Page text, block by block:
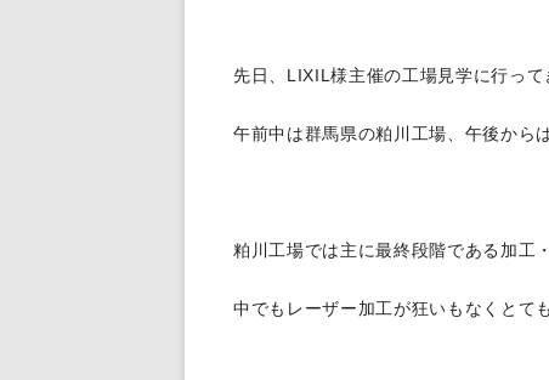
先日、LIXIL様主催の工場見学に行って
午前中は群馬県の粕川工場、午後から
粕川工場では主に最終段階である加工
中でもレーザー加工が狂いもなくとて